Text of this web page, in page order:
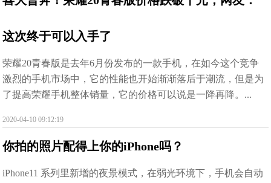
这次终于可以入手了
荣耀20青春版是去年6月份发布的一款手机，在如今这个竞争
激烈的手机市场中，它的性能也开始渐渐落后于潮流，但是为
了提高荣耀手机整体销量，它的价格可以说是一降再降。...
2020-04-10 09:12:19
你拍的照片配得上你的iPhone吗？
iPhone11 系列里新增的夜景模式，在弱光环境下，手机会自动